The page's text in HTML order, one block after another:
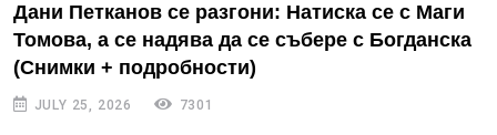
Дани Петканов се разгони: Натиска се с Маги
Томова, а се надява да се събере с Богданска
(Снимки + подробности)
JULY 25, 2026 7301